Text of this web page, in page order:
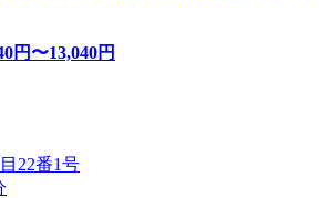
円〜13,040円
22番1号